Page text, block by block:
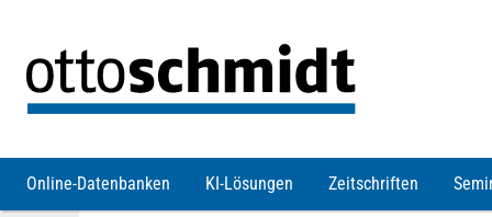
Online-Datenbanken KI-Lösungen Zeitschriften